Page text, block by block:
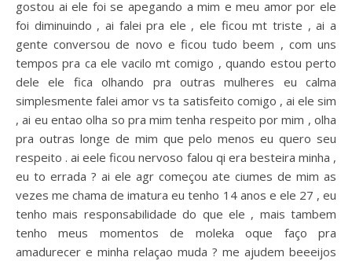
gostou ai ele foi se apegando a mim e meu amor por ele
foi diminuindo , ai falei pra ele , ele ficou mt triste , ai a
gente conversou de novo e ficou tudo beem , com uns
tempos pra ca ele vacilo mt comigo , quando estou perto
dele ele fica olhando pra outras mulheres eu calma
simplesmente falei amor vs ta satisfeito comigo , ai ele sim
, ai eu entao olha so pra mim tenha respeito por mim , olha
pra outras longe de mim que pelo menos eu quero seu
respeito . ai eele ficou nervoso falou qi era besteira minha ,
eu to errada ? ai ele agr começou ate ciumes de mim as
vezes me chama de imatura eu tenho 14 anos e ele 27 , eu
tenho mais responsabilidade do que ele , mais tambem
tenho meus momentos de moleka oque faço pra
amadurecer e minha relaçao muda ? me ajudem beeeijos